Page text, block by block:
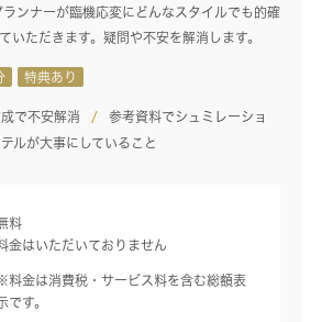
ンナーが臨機応変にどんなスタイルでも的確
いただきます。疑問や不安を解消します。
特典あり
で不安解消
参考資料でシュミレーショ
ルが大事にしていること
料
金はいただいておりません
料金は消費税・サービス料を含む総額表
です。